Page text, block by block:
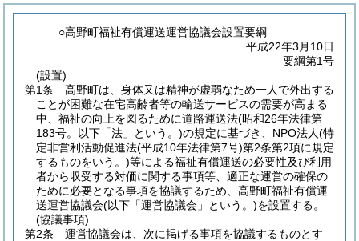
○高野町福祉有償運送運営協議会設置要綱
平成22年3月10日
要綱第1号
(設置)
第1条
高野町は、身体又は精神が虚弱なため一人で外出する
ことが困難な在宅高齢者等の輸送サービスの需要が高まる
中、福祉の向上を図るために道路運送法(昭和26年法律第
183号。以下「法」という。)の規定に基づき、NPO法人(特
定非営利活動促進法(平成10年法律第7号)第2条第2項に規定
するものをいう。)等による福祉有償運送の必要性及び利用
者から収受する対価に関する事項等、適正な運営の確保の
ために必要となる事項を協議するため、高野町福祉有償運
送運営協議会(以下「運営協議会」という。)を設置する。
(協議事項)
第2条
運営協議会は、次に掲げる事項を協議するものとす